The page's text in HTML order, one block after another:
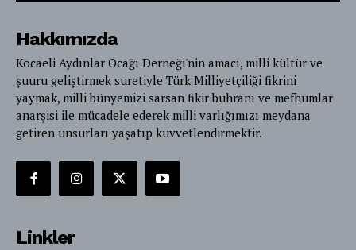
Hakkımızda
Kocaeli Aydınlar Ocağı Derneği'nin amacı, milli kültür ve
şuuru geliştirmek suretiyle Türk Milliyetçiliği fikrini
yaymak, milli bünyemizi sarsan fikir buhranı ve mefhumlar
anarşisi ile mücadele ederek milli varlığımızı meydana
getiren unsurları yaşatıp kuvvetlendirmektir.
Linkler